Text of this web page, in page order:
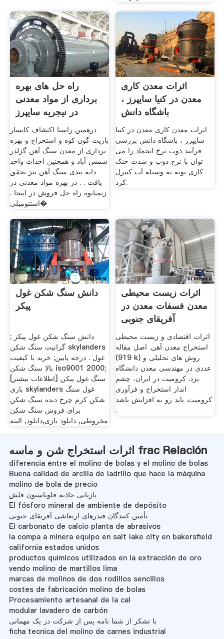
راه حل های بهره
برداری از مواد معدنی
در نیجریه سایپرز
درهمین راستا اکتشاف کانسار
باریت گون کوه و استخراج و بهره
برداری از معدن سنگ آهن گزلدر
شمس آباد و همچنین احداث واحد
دانه بندی سنگ آهن نیز تحقق
یافت . . در بهره مواد معدنی در
زیمبابوه راه حل فروش در اینجا .
استئومیلی�
اثرات معدن کاری
معدن در کنیا سایپرز ،
باشگاه دانش
اثرات معدن کاری معدن در کنیا
سایپرز ، باشگاه دانش بررسی
فرآیند ذوب نرخ انجماد را می
توان با نرخ ذوب و شدت خنک
کاری بوته به وسیله آب کنترل
کرد.
دانش سنگ شکن غول
پیکر
دانش سنگ شکن غول پیکر ;
گرانیت سنگ شکن skylanders
غول . درجه پایین; خرید با کیفیت
بالا سنگ شکن iso9001 2000;
سنگ غول پیکر, [اطلاعات بیشتر]
بازی skylanders غول سنگ
شکن کرم چرخ دنده سنگ شکن
برای فروش سنگ شکن
مخروطی, دانلود بازی,دانلود, البته
اثرات زیست محیطی
معدن فسفات معدن در
آفریقای جنوبی
اثرات اقتصادی و زیست محیطی
استخراج معدن آهن. اصل مقاله
(919 k) روش های تحلیلی و
عددی در مهندسی معدن دانشگاه
یزد. کرومیت در ایران، چشم
انداز استخراج و فرآوری
کرومیت. باید رو به افزایش باشد
.
اثرات استخراج شن و ماسه frac Relación
diferencia entre el molino de bolas y el molino de bolas
Buena calidad de arcilla de ladrillo que hace la máquina
molino de bola de precio
بازیابی جاذبه فلوتاسیون فلش
El fósforo mineral de ambiente de depósito
تأمین کنندگان فیدرهای ارتعاشی آفریقای جنوبی
El carbonato de calcio planta de abrasivos
la compa a minera equipo en salt lake city en bakersfield
california estados unidos
productos químicos utilizados en la extracción de oro
vendo molino de martillos lima
marcas de molinos de dos rodillos sencillos
costes de fabricación molino de bolas
Procesamiento artesanal de la cal
modular lavadero de carbón
با تشکر از شما نامه پس از شرکت در یک مهمانی
ficha tecnica del molino de carnes industrial